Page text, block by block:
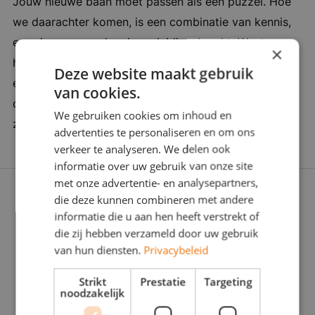
creatieve manier jouw klanten te verrassen met
een leuke kandidaat die ViaJou netwerk komt.
Wij beheren een groot netwerk van interessante
mensen en bedrijven, die wij aan elkaar
verbinden. Bij elke vacature past een gezicht en
bij elk gezicht een vacature. Netwerken, is
werven in de meest pure vorm. Netwerven,
noemen wij dat. Daardoor zijn we
wereldberoemd in heel de Regio Breda. Bedrijf
in vijf woorden: Ondernemend, ambitieus,
gedreven, succesvol en spraakmakend
we daarachter komen, is een combinatie van kennis,
ervaring en een vleugje verleidingskracht. Want soms
heb je een duwtje in de rug nodig. Wij zijn er om je
een zinvolle carrièrestap te laten zetten. Daarom
doorgronden we jou én de werkgever stevig: Wat
zoeken jullie écht? Zijn jullie voor elkaar gemaakt?
×
Deze website maakt gebruik
van cookies.
We gebruiken cookies om inhoud en
advertenties te personaliseren en om ons
verkeer te analyseren. We delen ook
informatie over uw gebruik van onze site
met onze advertentie- en analysepartners,
die deze kunnen combineren met andere
informatie die u aan hen heeft verstrekt of
die zij hebben verzameld door uw gebruik
van hun diensten. Privacybeleid
Strikt
noodzakelijk
Prestatie Targeting